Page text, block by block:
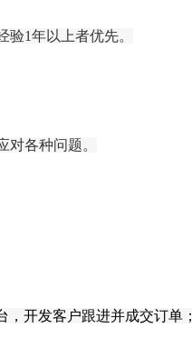
验1年以上者优先。
对各种问题。
，开发客户跟进并成交订单；